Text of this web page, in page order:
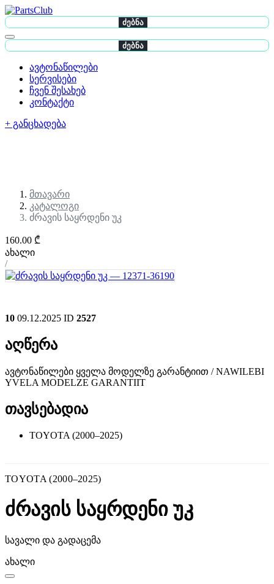
ძებნა
ძებნა
ავტონაწილები
სერვისები
ჩვენ შესახებ
კონტაქტი
+ განცხადება
მთავარი
კატალოგი
ძრავის საყრდენი უკ
160.00 ₾
ახალი
/
10 09.12.2025 ID 2527
აღწერა
ავტონაწილები ყველა მოდელზე გარანტიით / NAWILEBI
YVELA MODELZE GARANTIIT
თავსებადია
TOYOTA (2000–2025)
TOYOTA (2000–2025)
ძრავის საყრდენი უკ
სავალი და გადაცემა
ახალი